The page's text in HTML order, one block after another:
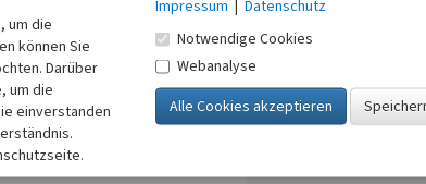
und
(Ski und Rodeln,
Kulturlandschaftlicher
Bedeutsame
Sauerland
um die
können Sie
Darüber
um die
einverstanden
Impressum | Datenschutz
Notwendige Cookies
Webanalyse